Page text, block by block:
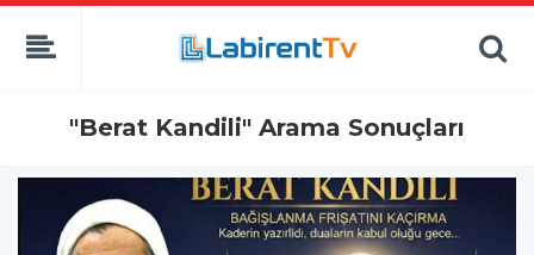
"Berat Kandili" Arama Sonuçları